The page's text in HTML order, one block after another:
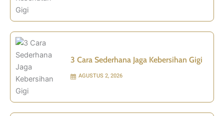
3 Cara Sederhana Jaga Kebersihan Gigi
AGUSTUS 2, 2026